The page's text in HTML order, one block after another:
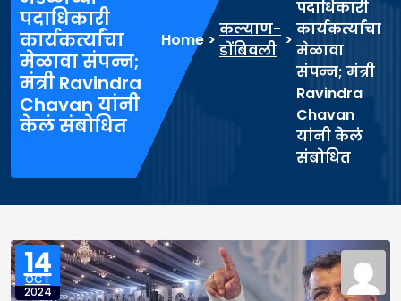
पदाधिकारी
कार्यकर्त्यांचा
मेळावा संपन्न;
मंत्री Ravindra
Chavan यांनी
केलं संबोधित
Home >
कल्याण-
डोंबिवली
>
पदाधिकारी
कार्यकर्त्यांचा
मेळावा
संपन्न; मंत्री
Ravindra
Chavan
यांनी केलं
संबोधित
14
OCT
2024